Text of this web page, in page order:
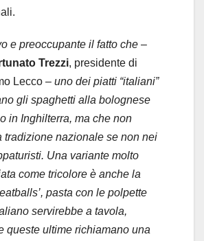
e preoccupante il fatto che –
Trezzi, presidente di
Lecco – uno dei piatti “italiani”
gli spaghetti alla bolognese
in Inghilterra, ma che non
tradizione nazionale se non nei
Una variante molto
come tricolore è anche la
pasta con le polpette
servirebbe a tavola,
queste ultime richiamano una